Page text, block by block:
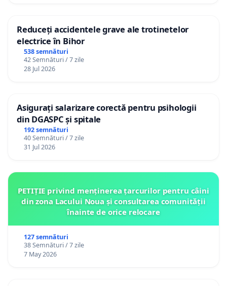
Reduceți accidentele grave ale trotinetelor
electrice în Bihor
538 semnături
42 Semnături / 7 zile
28 Jul 2026
Asigurați salarizare corectă pentru psihologii
din DGASPC și spitale
192 semnături
40 Semnături / 7 zile
31 Jul 2026
PETIȚIE privind menținerea țarcurilor pentru câini
din zona Lacului Noua și consultarea comunității
înainte de orice relocare
127 semnături
38 Semnături / 7 zile
7 May 2026